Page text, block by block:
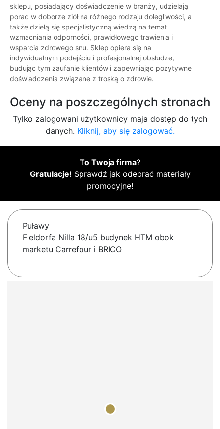
sklepu, posiadający doświadczenie w branży, udzielają
porad w doborze ziół na różnego rodzaju dolegliwości, a
także dzielą się specjalistyczną wiedzą na temat
wzmacniania odporności, prawidłowego trawienia i
wsparcia zdrowego snu. Sklep opiera się na
indywidualnym podejściu i profesjonalnej obsłudze,
budując tym zaufanie klientów i zapewniając pozytywne
doświadczenia związane z troską o zdrowie.
Oceny na poszczególnych stronach
Tylko zalogowani użytkownicy maja dostęp do tych
danych. Kliknij, aby się zalogować.
To Twoja firma?
Gratulacje! Sprawdź jak odebrać materiały
promocyjne!
Puławy
Fieldorfa Nilla 18/u5 budynek HTM obok
marketu Carrefour i BRICO